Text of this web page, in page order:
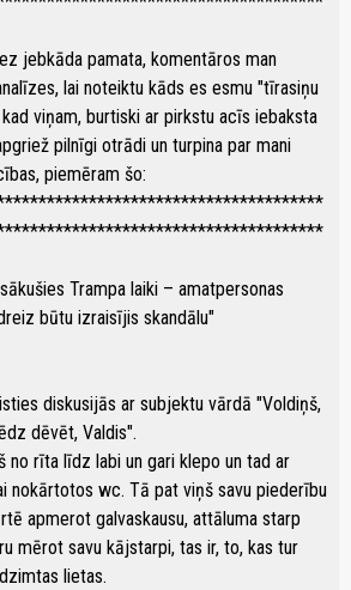
jebkāda pamata, komentāros man
lai noteiktu kāds es esmu "tīrasiņu
viņam, burtiski ar pirkstu acīs iebaksta
pilnīgi otrādi un turpina par mani
piemēram šo:
Trampa laiki – amatpersonas
būtu izraisījis skandālu"
diskusijās ar subjektu vārdā "Voldiņš,
dēvēt, Valdis".
no rīta līdz labi un gari klepo un tad ar
nokārtotos wc. Tā pat viņš savu piederību
apmerot galvaskausu, attāluma starp
mērot savu kājstarpi, tas ir, to, kas tur
lietas.